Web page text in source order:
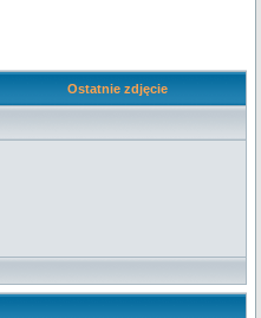
Ostatnie zdjęcie